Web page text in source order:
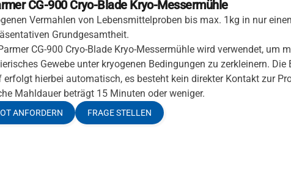
CG-900 Cryo-Blade Kryo-Messermühle
Vermahlen von Lebensmittelproben bis max. 1kg in nur
Grundgesamtheit.
CG-900 Cryo-Blade Kryo-Messermühle wird verwendet, um
Gewebe unter kryogenen Bedingungen zu zerkleinern.
hierbei automatisch, es besteht kein direkter Kontakt zur
Mahldauer beträgt 15 Minuten oder weniger.
ANFORDERN FRAGE STELLEN